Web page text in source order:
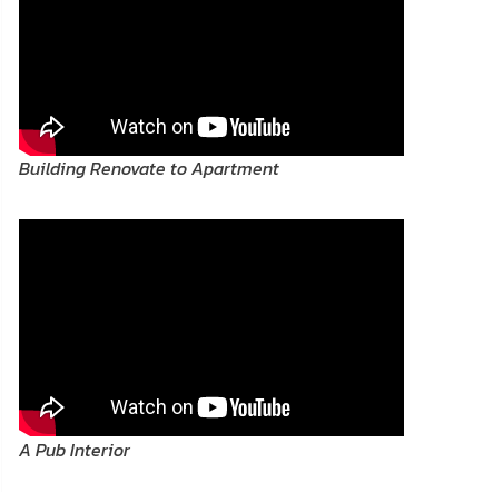
Building Renovate to Apartment
A Pub Interior